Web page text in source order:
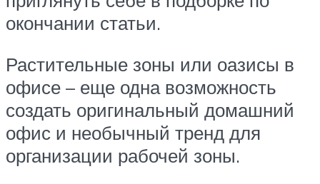
окончании статьи.
Растительные зоны или оазисы в
офисе – еще одна возможность
создать оригинальный домашний
офис и необычный тренд для
организации рабочей зоны.